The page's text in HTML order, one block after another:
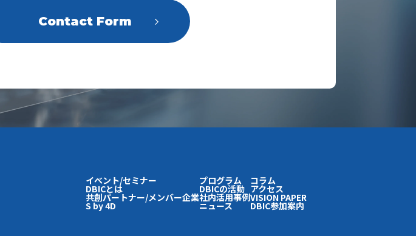
Contact Form
イベント/セミナー
DBICとは
共創パートナー/メンバー企業
S by 4D
プログラム
DBICの活動
社内活用事例
ニュース
コラム
アクセス
VISION PAPER
DBIC参加案内